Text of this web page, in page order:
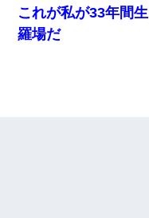
これが私が33年間
羅場だ